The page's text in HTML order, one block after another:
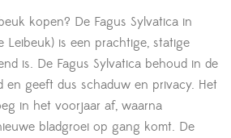
kopen? De Fagus Sylvatica in
Leibeuk) is een prachtige, statige
is. De Fagus Sylvatica behoud in de
en geeft dus schaduw en privacy. Het
in het voorjaar af, waarna
bladgroei op gang komt. De